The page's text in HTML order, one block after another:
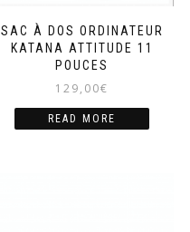
SAC À DOS ORDINATEUR
KATANA ATTITUDE 11
POUCES
129,00€
READ MORE